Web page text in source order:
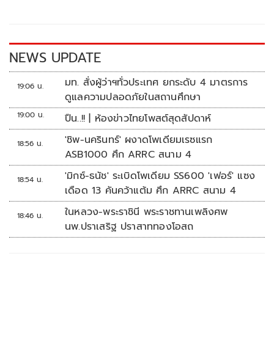
k k
NEWS UPDATE
19:06 น.
มท. สั่งผู้ว่าฯทั่วประเทศ ยกระดับ 4 มาตรการ
ดูแลความปลอดภัยในสถานศึกษา
19:00 น. ปืน..!! | ห้องข่าวไทยโพสต์สุดสัปดาห์
18:56 น.
'ชิพ-นครินทร์' ผงาดโพเดียมเรซแรก
ASB1000 ศึก ARRC สนาม 4
18:54 น.
'มิกซ์-ธนัช' ระเบิดโพเดียม SS600 'เฟอร์' แซง
เดือด 13 คันคว้าแต้ม ศึก ARRC สนาม 4
18:46 น.
ในหลวง-พระราชินี พระราชทานเพลิงศพ
นพ.ปราเสริฐ ปราสาททองโอสถ